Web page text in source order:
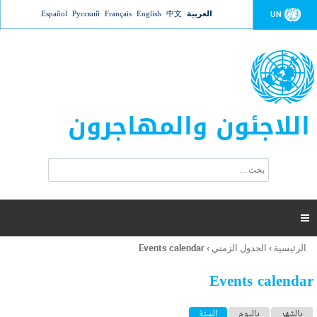
Jump to navigation UN العربية 中文
English
Français
Русский
Español
اللاجئون والمهاجرون
ت
ر
ل
ح
ب

أنت
هنا
الرئيسية › الجدول الزمني ›
Events calendar
Events calendar